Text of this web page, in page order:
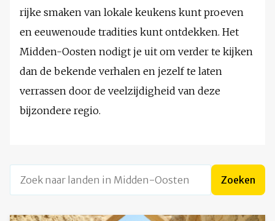
rijke smaken van lokale keukens kunt proeven
en eeuwenoude tradities kunt ontdekken. Het
Midden-Oosten nodigt je uit om verder te kijken
dan de bekende verhalen en jezelf te laten
verrassen door de veelzijdigheid van deze
bijzondere regio.
Zoek naar landen in Midden-Oosten Zoeken